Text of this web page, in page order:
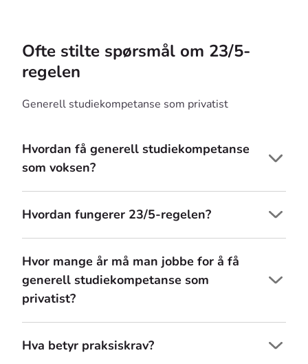
Ofte stilte spørsmål om 23/5-
regelen
Generell studiekompetanse som privatist
Hvordan få generell studiekompetanse
som voksen?
Hvordan fungerer 23/5-regelen?
Hvor mange år må man jobbe for å få
generell studiekompetanse som
privatist?
Hva betyr praksiskrav?